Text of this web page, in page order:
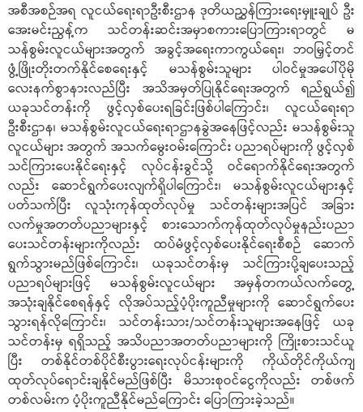
အစီအစဉ်အရ လူငယ်ရေးရာဦးစီးဌာန ဒုတိယညွှန်ကြားရေးမှူးချုပ် ဦး
အေးမင်းညွန့်က သင်တန်းဆင်းအမှာစကားပြောကြားရာတွင် မ
သန်စွမ်းလူငယ်များအတွက် အခွင့်အရေးကာကွယ်ရေး၊ ဘဝမြှင့်တင်
ဖွံ့ဖြိုးတိုးတက်နိုင်စေရေးနှင့် မသန်စွမ်းသူများ ပါဝင်မှုအပေါ်ပိုမို
လေးနက်စွာနားလည်ပြီး အသိအမှတ်ပြုနိုင်ရေးအတွက် ရည်ရွယ်၍
ယခုသင်တန်းကို ဖွင့်လှစ်ပေးရခြင်းဖြစ်ပါကြောင်း၊ လူငယ်ရေးရာ
ဦးစီးဌာန၊ မသန်စွမ်းလူငယ်ရေးရာဌာနခွဲအနေဖြင့်လည်း မသန်စွမ်းသူ
လူငယ်များ အတွက် အသက်မွေးဝမ်းကြောင်း ပညာရပ်များကို ဖွင့်လှစ်
သင်ကြားပေးနိုင်ရေးနှင့် လုပ်ငန်းခွင်သို့ ဝင်ရောက်နိုင်ရေးအတွက်
လည်း ဆောင်ရွက်ပေးလျက်ရှိပါကြောင်း၊ မသန်စွမ်းလူငယ်များနှင့်
ပတ်သက်ပြီး လူသုံးကုန်ထုတ်လုပ်မှု သင်တန်းများအပြင် အခြား
လက်မှုအတတ်ပညာများနှင့် စားသောက်ကုန်ထုတ်လုပ်မှုနည်းပညာ
ပေးသင်တန်းများကိုလည်း ထပ်မံဖွင့်လှစ်ပေးနိုင်ရေးစီစဉ် ဆောက်
ရွက်သွားမည်ဖြစ်ကြောင်း၊ ယခုသင်တန်းမှ သင်ကြားပို့ချပေးသည့်
ပညာရပ်များဖြင့် မသန်စွမ်းလူငယ်များ အမှန်တကယ်လက်တွေ့
အသုံးချနိုင်စေရန်နှင့် လိုအပ်သည့်ပံ့ပိုးကူညီမှုများကို ဆောင်ရွက်ပေး
သွားရန်လိုကြောင်း၊ သင်တန်းသား/သင်တန်းသူများအနေဖြင့် ယခု
သင်တန်းမှ ရရှိသည့် အသိပညာအတတ်ပညာများကို ကြိုးစားသင်ယူ
ပြီး တစ်နိုင်တစ်ပိုင်စီးပွားရေးလုပ်ငန်းများကို ကိုယ်တိုင်ကိုယ်ကျ
ထုတ်လုပ်ရောင်းချနိုင်မည်ဖြစ်ပြီး မိသားစုဝင်ငွေကိုလည်း တစ်ဖက်
တစ်လမ်းက ပံ့ပိုးကူညီနိုင်မည်ကြောင်း ပြောကြားခဲ့သည်။